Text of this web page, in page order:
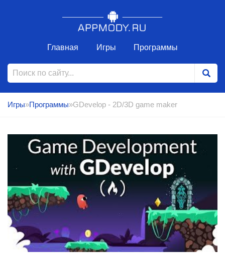
Главная Игры Программы
Игры»Программы»GDevelop - 2D/3D game maker